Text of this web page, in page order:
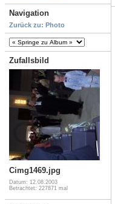
Navigation
Zurück zu: Photo
Zufallsbild
Cimg1469.jpg
Datum: 12.08.2003
Betrachtet: 227871 mal